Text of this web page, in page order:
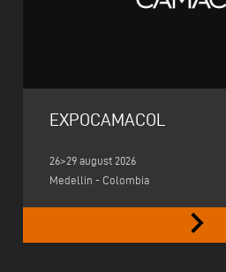
EXPOCAMACOL
26>29 august 2026
Medellin - Colombia
keyboard_arrow_right